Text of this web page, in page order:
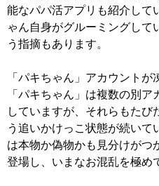
能なパパ活アプリも紹介して
ゃん自身がグルーミングして
う指摘もあります。
「パキちゃん」アカウントが
「パキちゃん」は複数の別
していますが、それらもたび
う追いかけっこ状態が続いて
は本物か偽物かも見分けがつ
登場し、いまなお混乱を極め